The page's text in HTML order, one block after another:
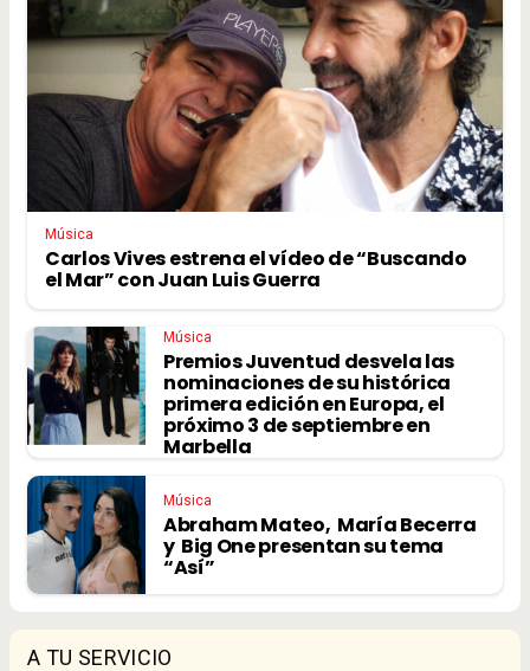
Música
Carlos Vives estrena el vídeo de “Buscando
el Mar” con Juan Luis Guerra
Música
Premios Juventud desvela las
nominaciones de su histórica
primera edición en Europa, el
próximo 3 de septiembre en
Marbella
Música
Abraham Mateo, María Becerra
y Big One presentan su tema
“Así”
A TU SERVICIO